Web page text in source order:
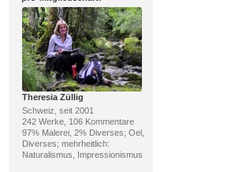
Theresia Züllig
Schweiz, seit 2001
242 Werke, 106 Kommentare
97% Malerei, 2% Diverses; Oel,
Diverses; mehrheitlich:
Naturalismus, Impressionismus